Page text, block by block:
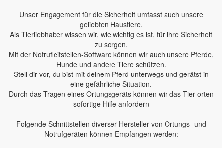
Unser Engagement für die Sicherheit umfasst auch unsere
geliebten Haustiere.
Als Tierliebhaber wissen wir, wie wichtig es ist, für ihre Sicherheit
zu sorgen.
Mit der Notrufleitstellen-Software können wir auch unsere Pferde,
Hunde und andere Tiere schützen.
Stell dir vor, du bist mit deinem Pferd unterwegs und gerätst in
eine gefährliche Situation.
Durch das Tragen eines Ortungsgeräts können wir das Tier orten
sofortige Hilfe anfordern
Folgende Schnittstellen diverser Hersteller von Ortungs- und
Notrufgeräten können Empfangen werden: